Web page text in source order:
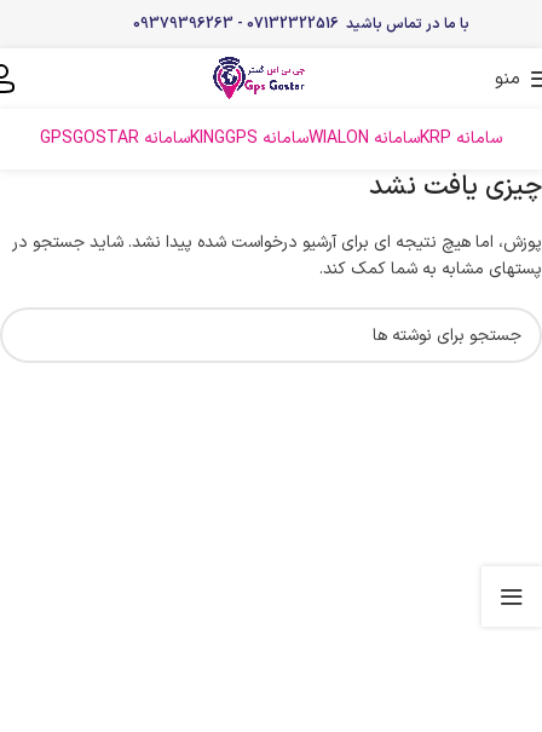
با ما در تماس باشید 07132322516 - 09379396263
منو
سامانه KRP سامانه WIALON سامانه KINGGPS سامانه GPSGOSTAR
چیزی یافت نشد
پوزش، اما هیچ نتیجه ای برای آرشیو درخواست شده پیدا نشد. شاید جستجو در
پستهای مشابه به شما کمک کند.